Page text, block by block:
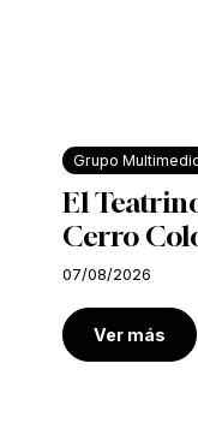
Grupo
El
Cerro
07/08/2026
Ver más